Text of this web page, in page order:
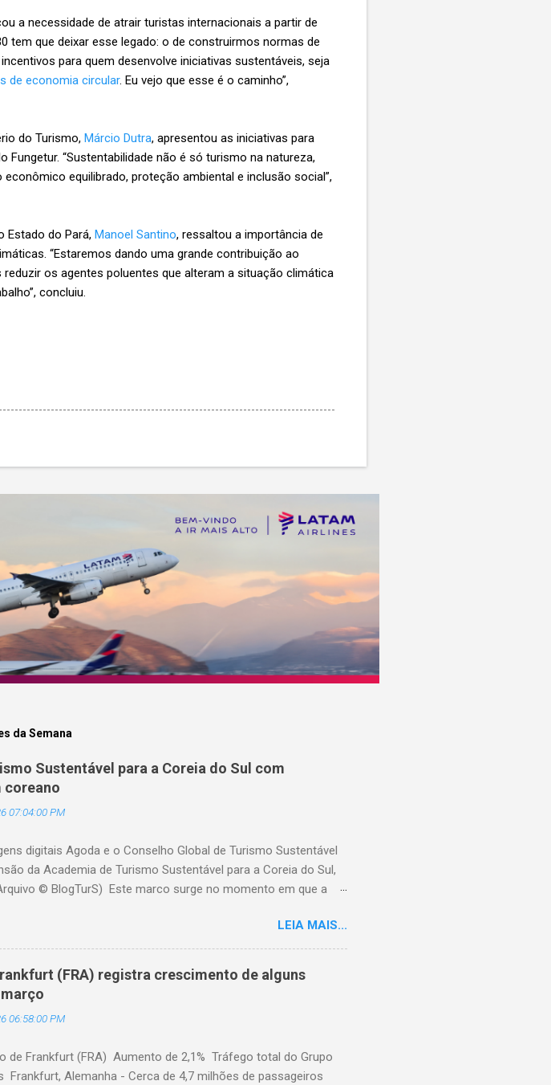
a necessidade de atrair turistas internacionais a partir de
tem que deixar esse legado: o de construirmos normas de
para quem desenvolve iniciativas sustentáveis, seja
de economia circular. Eu vejo que esse é o caminho”,
do Turismo, Márcio Dutra, apresentou as iniciativas para
“Sustentabilidade não é só turismo na natureza,
equilibrado, proteção ambiental e inclusão social”,
Estado do Pará, Manoel Santino, ressaltou a importância de
“Estaremos dando uma grande contribuição ao
os agentes poluentes que alteram a situação climática
concluiu.
da Semana
Sustentável para a Coreia do Sul com
coreano
07:04:00 PM
digitais Agoda e o Conselho Global de Turismo Sustentável
da Academia de Turismo Sustentável para a Coreia do Sul,
© BlogTurS) Este marco surge no momento em que a
da hotelaria em toda a região, capacitando-os com
com base no Padrão Hoteleiro GSTC. Desde o seu
Turismo Sustentável tornou-se um importante recurso para
promover práticas sustentáveis ​​em toda a Ásia. Com a
fortalece ainda mais sua capacidade de atender ao
Sul. A Dra. Mihee Kang, Diretora de Garantia, GSTC, afirmo...
LEIA MAIS...
(FRA) registra crescimento de alguns
06:58:00 PM
de Frankfurt (FRA) Aumento de 2,1% Tráfego total do Grupo
Frankfurt, Alemanha - Cerca de 4,7 milhões de passageiros